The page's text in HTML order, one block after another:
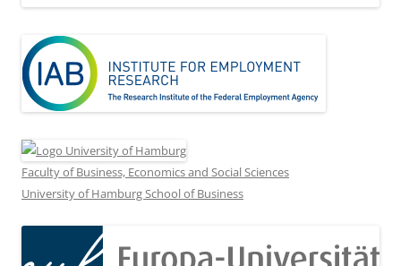
Faculty of Business, Economics and Social Sciences
University of Hamburg School of Business